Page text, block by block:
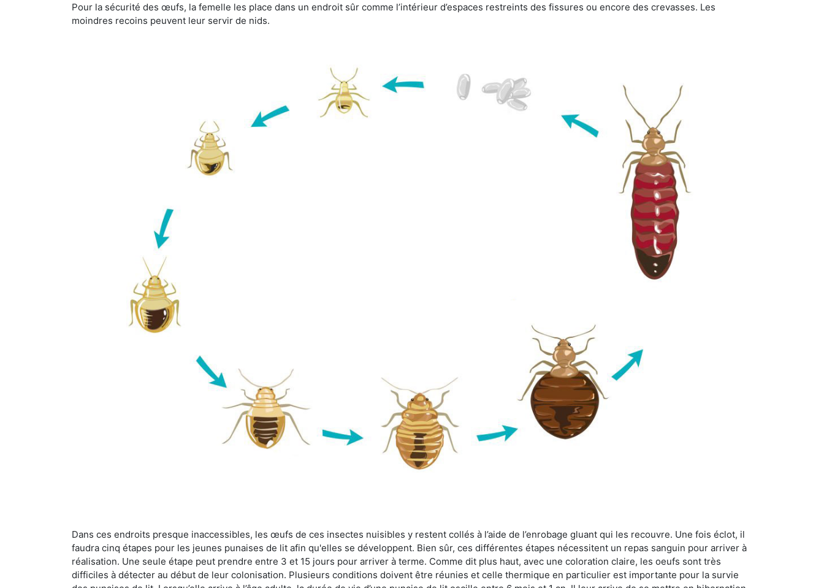
Pour la sécurité des œufs, la femelle les place dans un endroit sûr comme l’intérieur d’espaces restreints des fissures ou encore des crevasses. Les
moindres recoins peuvent leur servir de nids.
Dans ces endroits presque inaccessibles, les œufs de ces insectes nuisibles y restent collés à l’aide de l’enrobage gluant qui les recouvre. Une fois éclot, il
faudra cinq étapes pour les jeunes punaises de lit afin qu'elles se développent. Bien sûr, ces différentes étapes nécessitent un repas sanguin pour arriver à
réalisation. Une seule étape peut prendre entre 3 et 15 jours pour arriver à terme. Comme dit plus haut, avec une coloration claire, les oeufs sont très
difficiles à détecter au début de leur colonisation. Plusieurs conditions doivent être réunies et celle thermique en particulier est importante pour la survie